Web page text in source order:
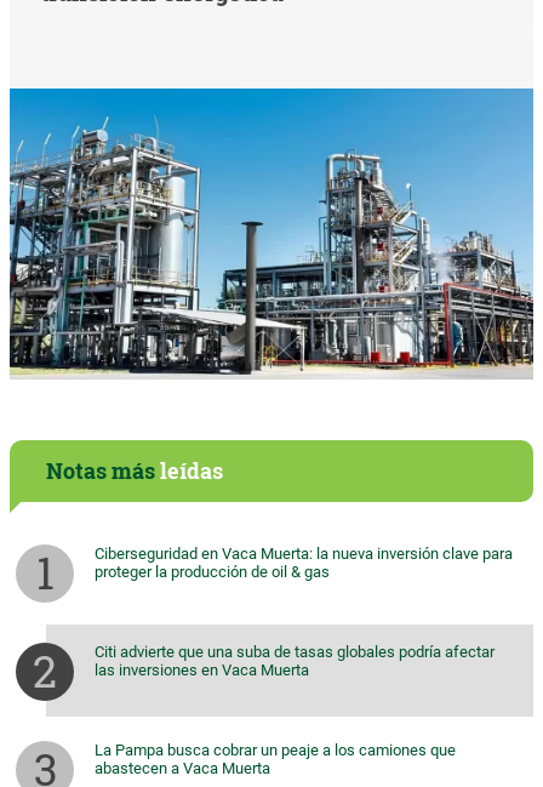
Notas másleídas
Ciberseguridad en Vaca Muerta: la nueva inversión clave para
proteger la producción de oil & gas
Citi advierte que una suba de tasas globales podría afectar
las inversiones en Vaca Muerta
La Pampa busca cobrar un peaje a los camiones que
abastecen a Vaca Muerta